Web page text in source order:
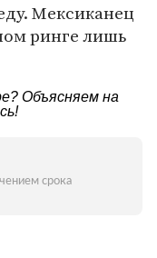
Мексиканец
ринге лишь
Объясняем на
срока